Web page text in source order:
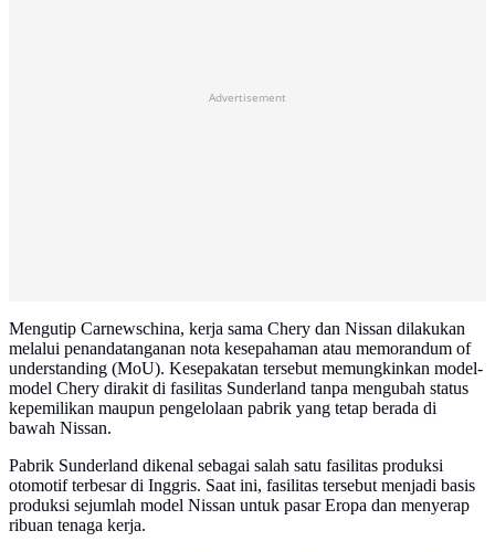
Advertisement
Mengutip Carnewschina, kerja sama Chery dan Nissan dilakukan
melalui penandatanganan nota kesepahaman atau memorandum of
understanding (MoU). Kesepakatan tersebut memungkinkan model-
model Chery dirakit di fasilitas Sunderland tanpa mengubah status
kepemilikan maupun pengelolaan pabrik yang tetap berada di
bawah Nissan.
Pabrik Sunderland dikenal sebagai salah satu fasilitas produksi
otomotif terbesar di Inggris. Saat ini, fasilitas tersebut menjadi basis
produksi sejumlah model Nissan untuk pasar Eropa dan menyerap
ribuan tenaga kerja.